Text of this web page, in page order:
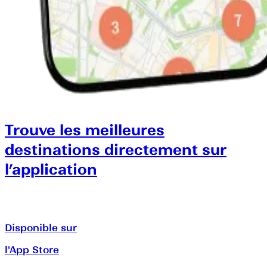
Trouve les meilleures
destinations directement sur
l’application
Disponible sur
l'App Store